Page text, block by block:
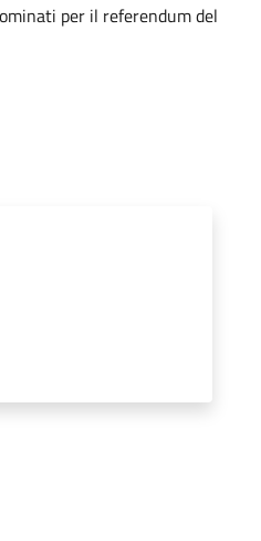
per il referendum del